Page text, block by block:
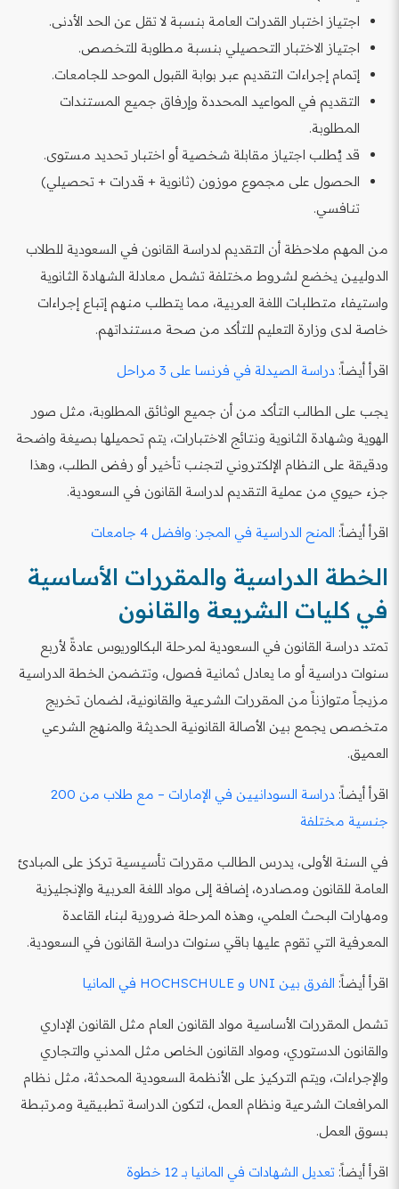
اجتياز اختبار القدرات العامة بنسبة لا تقل عن الحد الأدنى.
اجتياز الاختبار التحصيلي بنسبة مطلوبة للتخصص.
إتمام إجراءات التقديم عبر بوابة القبول الموحد للجامعات.
التقديم في المواعيد المحددة وإرفاق جميع المستندات
المطلوبة.
قد يُطلب اجتياز مقابلة شخصية أو اختبار تحديد مستوى.
الحصول على مجموع موزون (ثانوية + قدرات + تحصيلي)
تنافسي.
من المهم ملاحظة أن التقديم لدراسة القانون في السعودية للطلاب
الدوليين يخضع لشروط مختلفة تشمل معادلة الشهادة الثانوية
واستيفاء متطلبات اللغة العربية، مما يتطلب منهم إتباع إجراءات
خاصة لدى وزارة التعليم للتأكد من صحة مستنداتهم.
اقرأ أيضاً: دراسة الصيدلة في فرنسا على 3 مراحل
يجب على الطالب التأكد من أن جميع الوثائق المطلوبة، مثل صور
الهوية وشهادة الثانوية ونتائج الاختبارات، يتم تحميلها بصيغة واضحة
ودقيقة على النظام الإلكتروني لتجنب تأخير أو رفض الطلب، وهذا
جزء حيوي من عملية التقديم لدراسة القانون في السعودية.
اقرأ أيضاً: المنح الدراسية في المجر: وافضل 4 جامعات
الخطة الدراسية والمقررات الأساسية
في كليات الشريعة والقانون
تمتد دراسة القانون في السعودية لمرحلة البكالوريوس عادةً لأربع
سنوات دراسية أو ما يعادل ثمانية فصول، وتتضمن الخطة الدراسية
مزيجاً متوازناً من المقررات الشرعية والقانونية، لضمان تخريج
متخصص يجمع بين الأصالة القانونية الحديثة والمنهج الشرعي
العميق.
اقرأ أيضاً:
دراسة السودانيين في الإمارات – مع طلاب من 200
جنسية مختلفة
في السنة الأولى، يدرس الطالب مقررات تأسيسية تركز على المبادئ
العامة للقانون ومصادره، إضافة إلى مواد اللغة العربية والإنجليزية
ومهارات البحث العلمي، وهذه المرحلة ضرورية لبناء القاعدة
المعرفية التي تقوم عليها باقي سنوات دراسة القانون في السعودية.
اقرأ أيضاً: الفرق بين UNI و HOCHSCHULE في المانيا
تشمل المقررات الأساسية مواد القانون العام مثل القانون الإداري
والقانون الدستوري، ومواد القانون الخاص مثل المدني والتجاري
والإجراءات، ويتم التركيز على الأنظمة السعودية المحدثة، مثل نظام
المرافعات الشرعية ونظام العمل، لتكون الدراسة تطبيقية ومرتبطة
بسوق العمل.
اقرأ أيضاً: تعديل الشهادات في المانيا بـ 12 خطوة